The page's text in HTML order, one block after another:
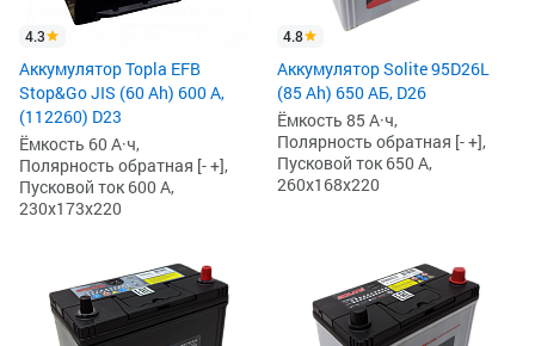
4.3
Аккумулятор Topla EFB
Stop&Go JIS (60 Ah) 600 А,
(112260) D23
Ёмкость 60 А·ч,
Полярность обратная [- +],
Пусковой ток 600 А,
230x173x220
4.8
Аккумулятор Solite 95D26L
(85 Ah) 650 АБ, D26
Ёмкость 85 А·ч,
Полярность обратная [- +],
Пусковой ток 650 А,
260x168x220